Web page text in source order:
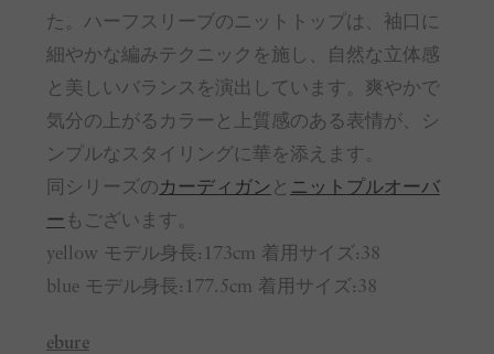
た。ハーフスリーブのニットトップは、袖口に
細やかな編みテクニックを施し、自然な立体感
と美しいバランスを演出しています。爽やかで
気分の上がるカラーと上質感のある表情が、シ
ンプルなスタイリングに華を添えます。
同シリーズのカーディガン と ニットプルオーバ
ー もございます。
yellow モデル身長:173cm 着用サイズ:38
blue モデル身長:177.5cm 着用サイズ:38
ebure